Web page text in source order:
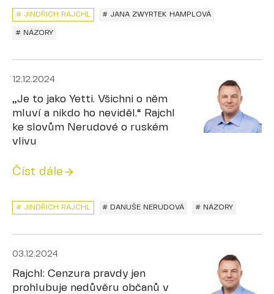
# JINDŘICH RAJCHL # JANA ZWYRTEK HAMPLOVÁ
# NÁZORY
12.12.2024
„Je to jako Yetti. Všichni o něm
mluví a nikdo ho neviděl.“ Rajchl
ke slovům Nerudové o ruském
vlivu
Číst dále
# DANUŠE NERUDOVÁ # NÁZORY
# JINDŘICH RAJCHL
03.12.2024
Rajchl: Cenzura pravdy jen
prohlubuje nedůvěru občanů v